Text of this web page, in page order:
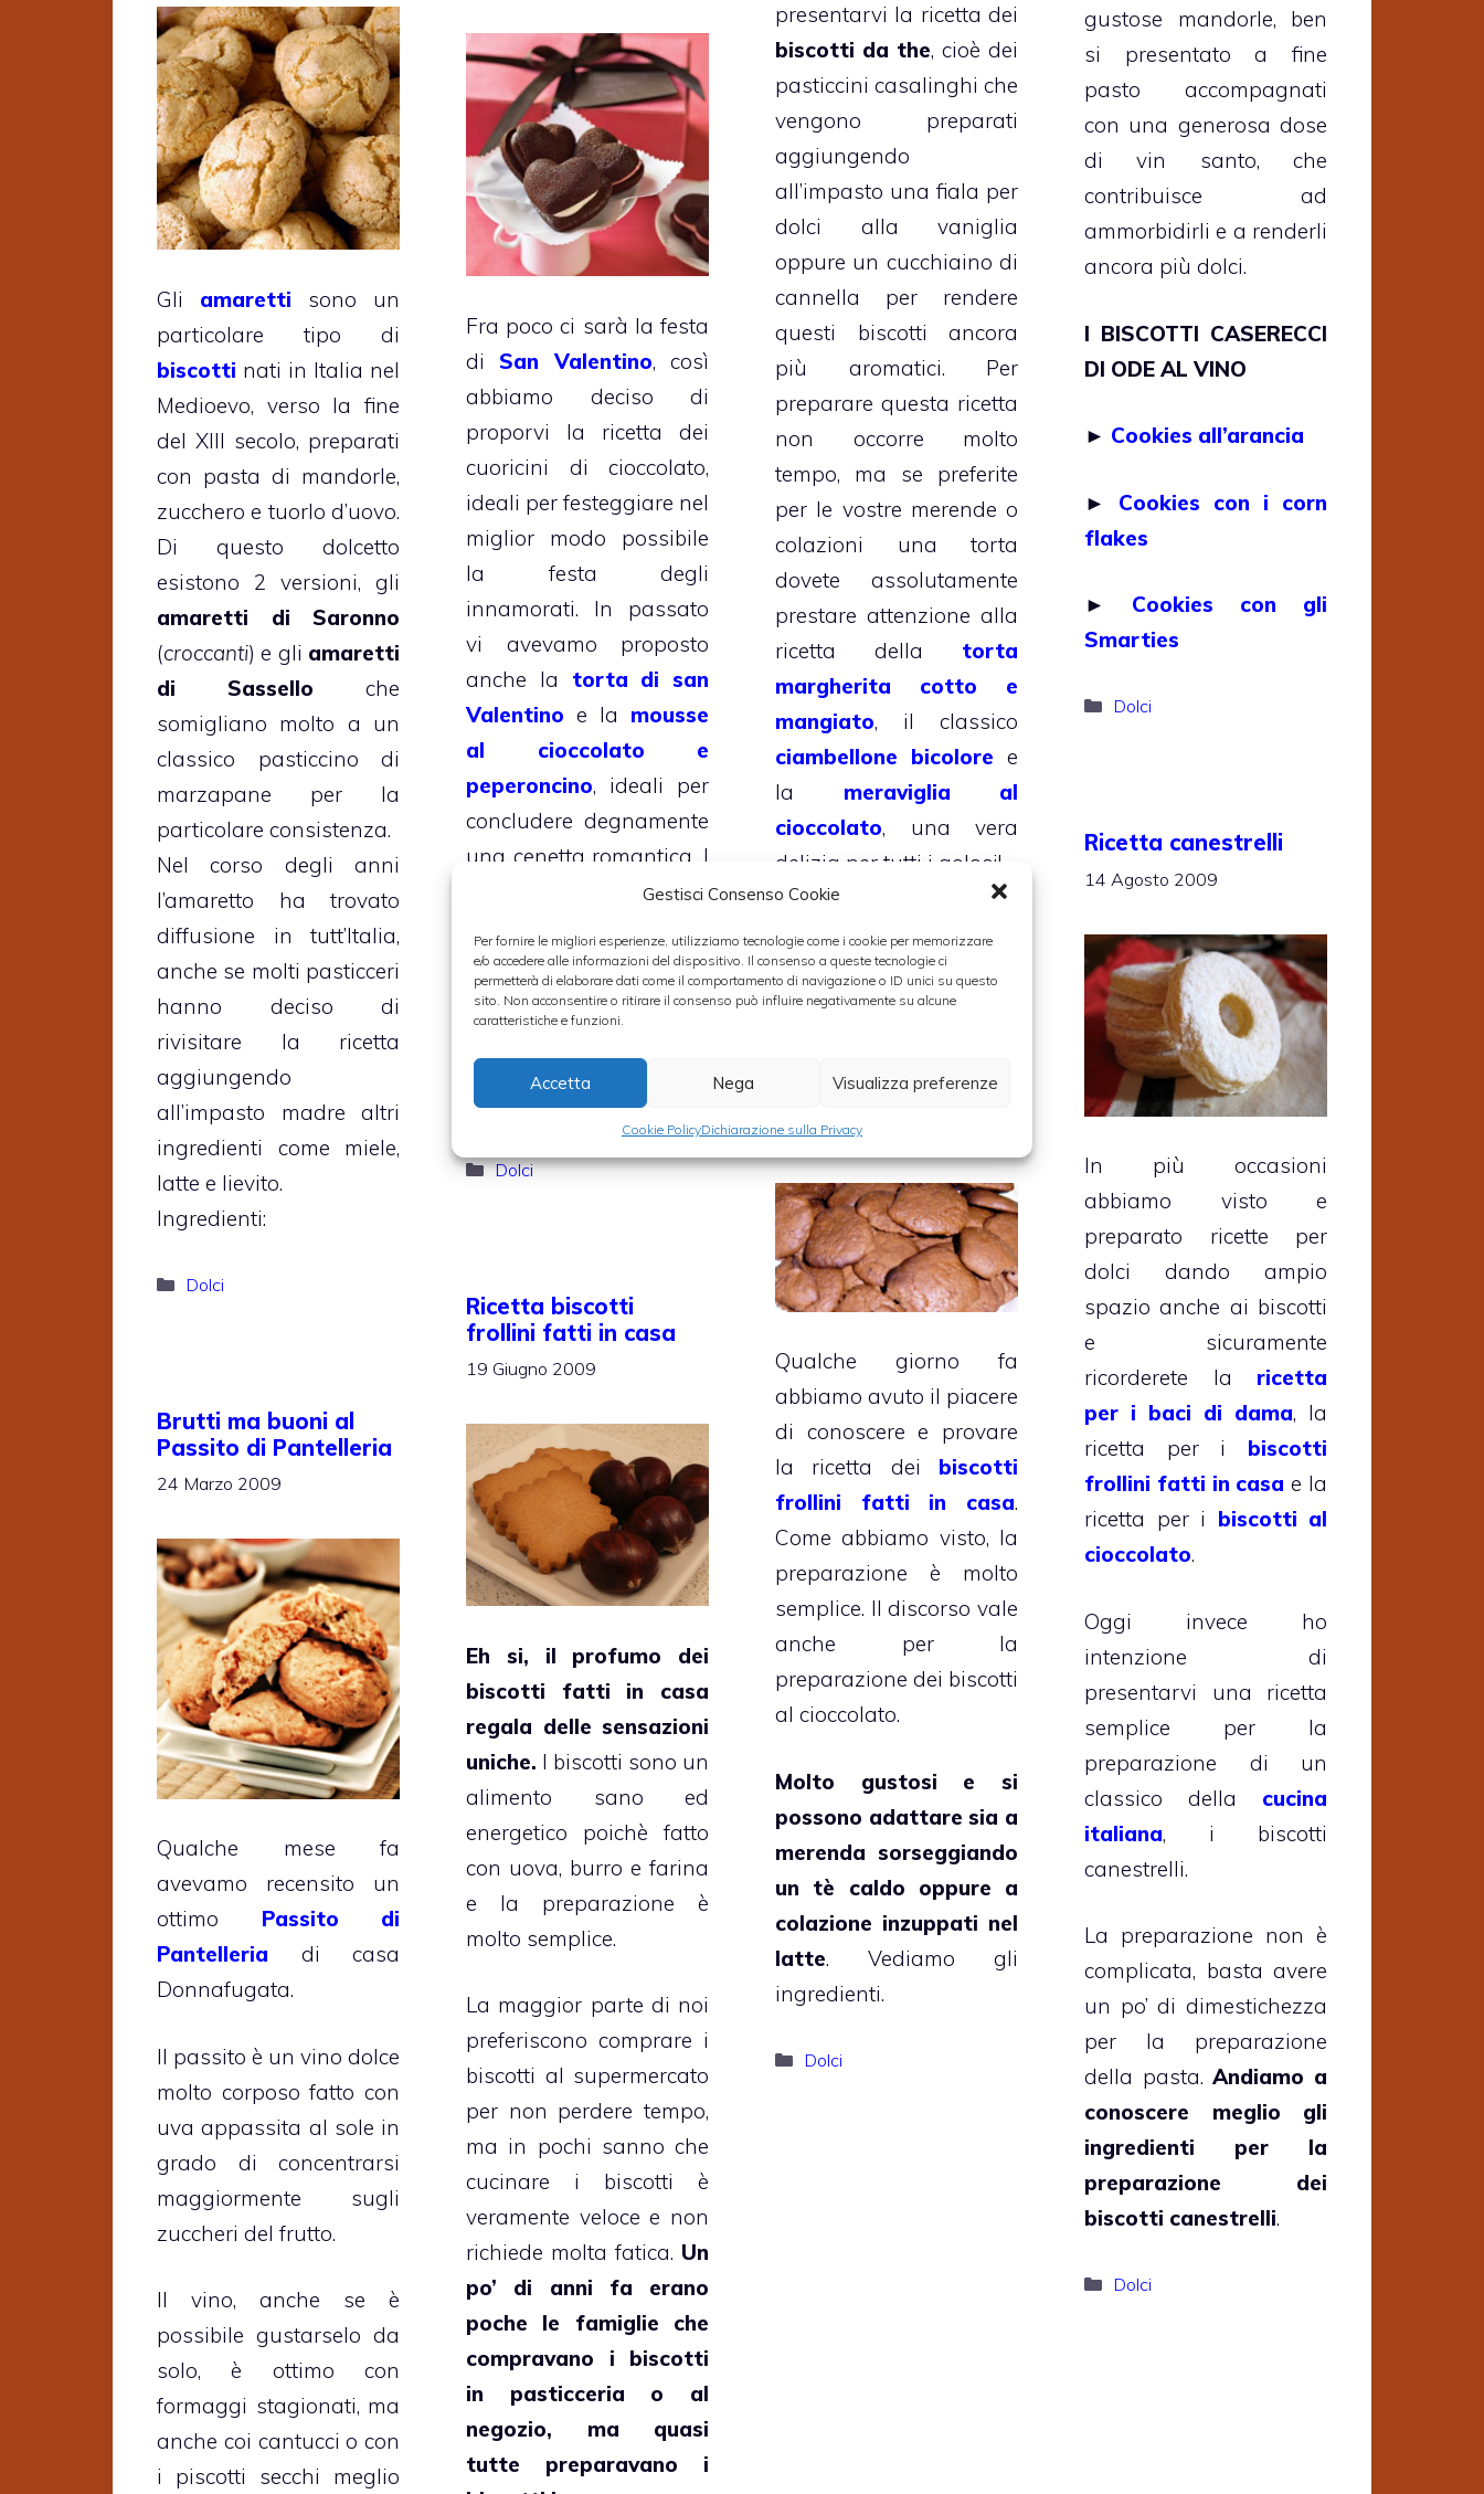
Gestisci Consenso Cookie
Per fornire le migliori esperienze, utilizziamo tecnologie come i cookie per memorizzare
e/o accedere alle informazioni del dispositivo. Il consenso a queste tecnologie ci
permetterà di elaborare dati come il comportamento di navigazione o ID unici su questo
sito. Non acconsentire o ritirare il consenso può influire negativamente su alcune
caratteristiche e funzioni.
Accetta Nega Visualizza preferenze
Cookie PolicyDichiarazione sulla Privacy
gustose mandorle, ben
si presentato a fine
pasto accompagnati
con una generosa dose
di vin santo, che
contribuisce ad
ammorbidirli e a renderli
ancora più dolci.
I BISCOTTI CASERECCI
DI ODE AL VINO
► Cookies all’arancia
► Cookies con i corn
flakes
► Cookies con gli
Smarties
Categorie
Dolci
presentarvi la ricetta dei
biscotti da the, cioè dei
pasticcini casalinghi che
vengono preparati
aggiungendo
all’impasto una fiala per
dolci alla vaniglia
oppure un cucchiaino di
cannella per rendere
questi biscotti ancora
più aromatici. Per
preparare questa ricetta
non occorre molto
tempo, ma se preferite
per le vostre merende o
colazioni una torta
dovete assolutamente
prestare attenzione alla
ricetta della torta
margherita cotto e
mangiato, il classico
ciambellone bicolore e
la meraviglia al
cioccolato, una vera
delizia per tutti i golosi!
Gli amaretti sono un
particolare tipo di
biscotti nati in Italia nel
Medioevo, verso la fine
del XIII secolo, preparati
con pasta di mandorle,
zucchero e tuorlo d’uovo.
Di questo dolcetto
esistono 2 versioni, gli
amaretti di Saronno
(croccanti) e gli amaretti
di Sassello che
somigliano molto a un
classico pasticcino di
marzapane per la
particolare consistenza.
Nel corso degli anni
l’amaretto ha trovato
diffusione in tutt’Italia,
anche se molti pasticceri
hanno deciso di
rivisitare la ricetta
aggiungendo
all’impasto madre altri
ingredienti come miele,
latte e lievito.
Ingredienti:
Categorie
Dolci
Fra poco ci sarà la festa
diSan Valentino, così
abbiamo deciso di
proporvi la ricetta dei
cuoricini di cioccolato,
ideali per festeggiare nel
miglior modo possibile
la festa degli
innamorati. In passato
vi avevamo proposto
anche la torta di san
Valentino e la mousse
al cioccolato e
peperoncino, ideali per
concludere degnamente
una cenetta romantica. I
biscotti di San
cacao, con un ripieno di
cioccolato bianco o
fondente.
Ingredienti per 4
persone:
Categorie
Dolci
Ricetta canestrelli
14 Agosto 2009
In più occasioni
abbiamo visto e
preparato ricette per
dolci dando ampio
spazio anche ai biscotti
e sicuramente
ricorderete la ricetta
per i baci di dama, la
ricetta per i biscotti
frollini fatti in casa e la
ricetta per i biscotti al
cioccolato.
Oggi invece ho
intenzione di
presentarvi una ricetta
semplice per la
preparazione di un
classico della cucina
italiana, i biscotti
canestrelli.
La preparazione non è
complicata, basta avere
un po’ di dimestichezza
per la preparazione
della pasta.Andiamo a
conoscere meglio gli
ingredienti per la
preparazione dei
biscotti canestrelli.
Categorie
Dolci
cioccolato
22 Giugno 2009
Qualche giorno fa
abbiamo avuto il piacere
di conoscere e provare
la ricetta dei biscotti
frollini fatti in casa.
Come abbiamo visto, la
preparazione è molto
semplice. Il discorso vale
anche per la
preparazione dei biscotti
al cioccolato.
Molto gustosi e si
possono adattare sia a
merenda sorseggiando
un tè caldo oppure a
colazione inzuppati nel
latte. Vediamo gli
ingredienti.
Categorie
Dolci
Ricetta biscotti
frollini fatti in casa
19 Giugno 2009
Eh si, il profumo dei
biscotti fatti in casa
regala delle sensazioni
uniche. I biscotti sono un
alimento sano ed
energetico poichè fatto
con uova, burro e farina
e la preparazione è
molto semplice.
La maggior parte di noi
preferiscono comprare i
biscotti al supermercato
per non perdere tempo,
ma in pochi sanno che
cucinare i biscotti è
veramente veloce e non
richiede molta fatica. Un
po’ di anni fa erano
poche le famiglie che
compravano i biscotti
in pasticceria o al
negozio, ma quasi
tutte preparavano i
Brutti ma buoni al
Passito di Pantelleria
24 Marzo 2009
Qualche mese fa
avevamo recensito un
ottimo Passito di
Pantelleria di casa
Donnafugata.
Il passito è un vino dolce
molto corposo fatto con
uva appassita al sole in
grado di concentrarsi
maggiormente sugli
zuccheri del frutto.
Il vino, anche se è
possibile gustarselo da
solo, è ottimo con
formaggi stagionati, ma
anche coi cantucci o con
i piscotti secchi meglio